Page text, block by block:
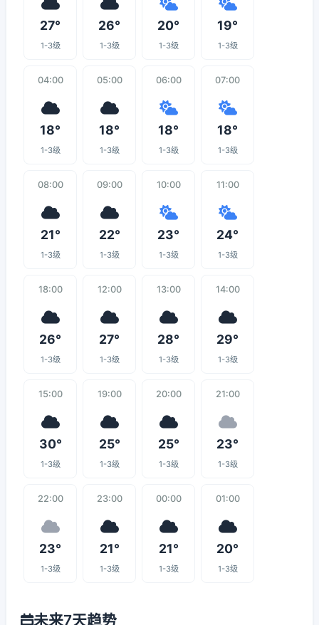
27°
1-3级
26°
1-3级
20°
1-3级
19°
1-3级
04:00
18°
1-3级
05:00
18°
1-3级
06:00
18°
1-3级
07:00
18°
1-3级
08:00
21°
1-3级
09:00
22°
1-3级
10:00
23°
1-3级
11:00
24°
1-3级
18:00
26°
1-3级
12:00
27°
1-3级
13:00
28°
1-3级
14:00
29°
1-3级
15:00
30°
1-3级
19:00
25°
1-3级
20:00
25°
1-3级
21:00
23°
1-3级
22:00
23°
1-3级
23:00
21°
1-3级
00:00
21°
1-3级
01:00
20°
1-3级
未来7天趋势